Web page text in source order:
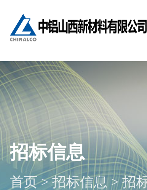
招标信息
首页>招标信息 >招